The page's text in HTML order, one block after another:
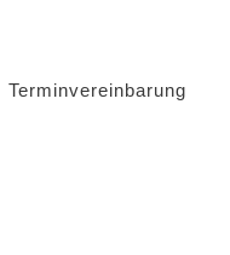
Terminvereinbarung